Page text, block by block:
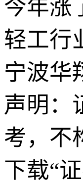
今年涨
轻工行
宁波华
声明：
考，不
下载“